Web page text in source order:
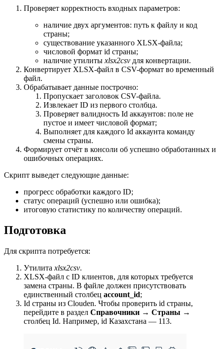
Проверяет корректность входных параметров:
наличие двух аргументов: путь к файлу и код
страны;
существование указанного XLSX-файла;
числовой формат id страны;
наличие утилиты xlsx2csv для конвертации.
Конвертирует XLSX-файл в CSV-формат во временный
файл.
Обрабатывает данные построчно:
Пропускает заголовок CSV-файла.
Извлекает ID из первого столбца.
Проверяет валидность Id аккаунтов: поле не
пустое и имеет числовой формат;
Выполняет для каждого Id аккаунта команду
смены страны.
Формирует отчёт в консоли об успешно обработанных и
ошибочных операциях.
Скрипт выведет следующие данные:
прогресс обработки каждого ID;
статус операций (успешно или ошибка);
итоговую статистику по количеству операций.
Подготовка
Для скрипта потребуется:
Утилита xlsx2csv.
XLSX-файл с ID клиентов, для которых требуется
замена страны. В файле должен присутствовать
единственный столбец account_id;
Id страны из Clouden. Чтобы проверить id страны,
перейдите в раздел Справочники → Страны →
столбец Id. Например, id Казахстана — 113.